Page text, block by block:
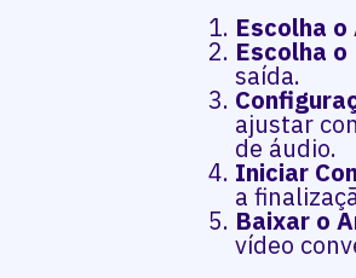
Escolha o
Escolha
saída.
ajustar
de áudio.
Iniciar
a
Baixar o
vídeo